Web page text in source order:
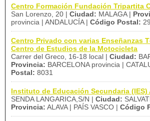
Centro Formación Fundación Tripartita
San Lorenzo, 20 | Ciudad: MALAGA |
provincia | ANDALUCÍA | Código Postal:
Centro Privado con varias Enseñanzas
Centro de Estudios de la Motocicleta
Carrer del Greco, 16-18 local | Ciudad:
Provincia: BARCELONA provincia |
Postal: 8031
Instituto de Educación Secundaria (IES)
SENDA LANGARICA,S/N | Ciudad:
Provincia: ALAVA | PAÍS VASCO | Código